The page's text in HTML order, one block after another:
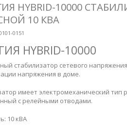
HYBRID-10000
10 КВА
0151
HYBRID-10000
стабилизатор сетевого
напряжения в доме.
имеет электромеханический тип
с релейными отводами.
10 кВА